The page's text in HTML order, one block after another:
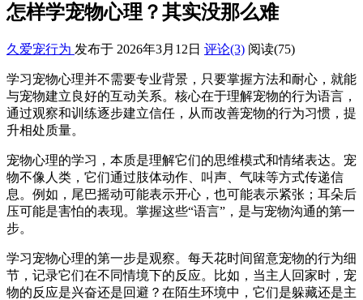
怎样学宠物心理？其实没那么难
久爱宠行为 发布于 2026年3月12日 评论(3) 阅读(75)
学习宠物心理并不需要专业背景，只要掌握方法和耐心，就能
与宠物建立良好的互动关系。核心在于理解宠物的行为语言，
通过观察和训练逐步建立信任，从而改善宠物的行为习惯，提
升相处质量。
宠物心理的学习，本质是理解它们的思维模式和情绪表达。宠
物不像人类，它们通过肢体动作、叫声、气味等方式传递信
息。例如，尾巴摇动可能表示开心，也可能表示紧张；耳朵后
压可能是害怕的表现。掌握这些“语言”，是与宠物沟通的第一
步。
学习宠物心理的第一步是观察。每天花时间留意宠物的行为细
节，记录它们在不同情境下的反应。比如，当主人回家时，宠
物的反应是兴奋还是回避？在陌生环境中，它们是躲藏还是主